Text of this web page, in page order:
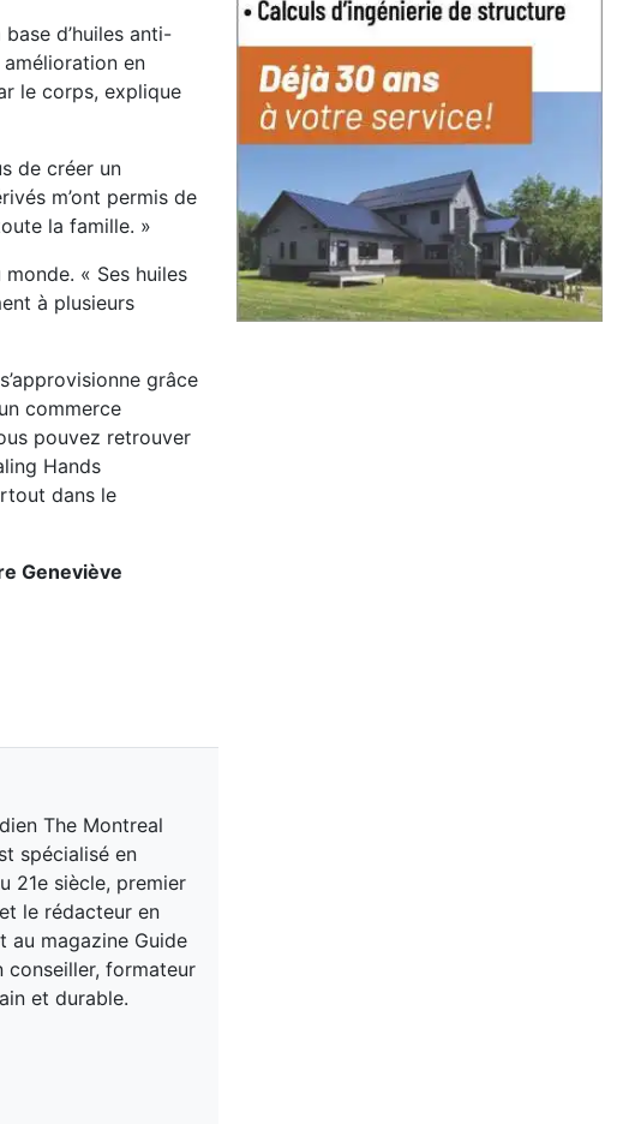
d’huiles anti-
en
le corps, explique
de créer un
m’ont permis de
la famille. »
« Ses huiles
à plusieurs
grâce
commerce
pouvez retrouver
Hands
dans le
Geneviève
The Montreal
spécialisé en
21e siècle, premier
le rédacteur en
au magazine Guide
conseiller, formateur
et durable.